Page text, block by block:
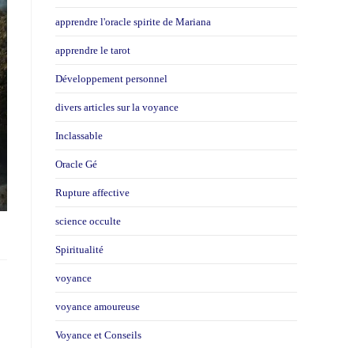
apprendre l'oracle spirite de Mariana
apprendre le tarot
Développement personnel
divers articles sur la voyance
Inclassable
Oracle Gé
Rupture affective
science occulte
Spiritualité
voyance
voyance amoureuse
Voyance et Conseils